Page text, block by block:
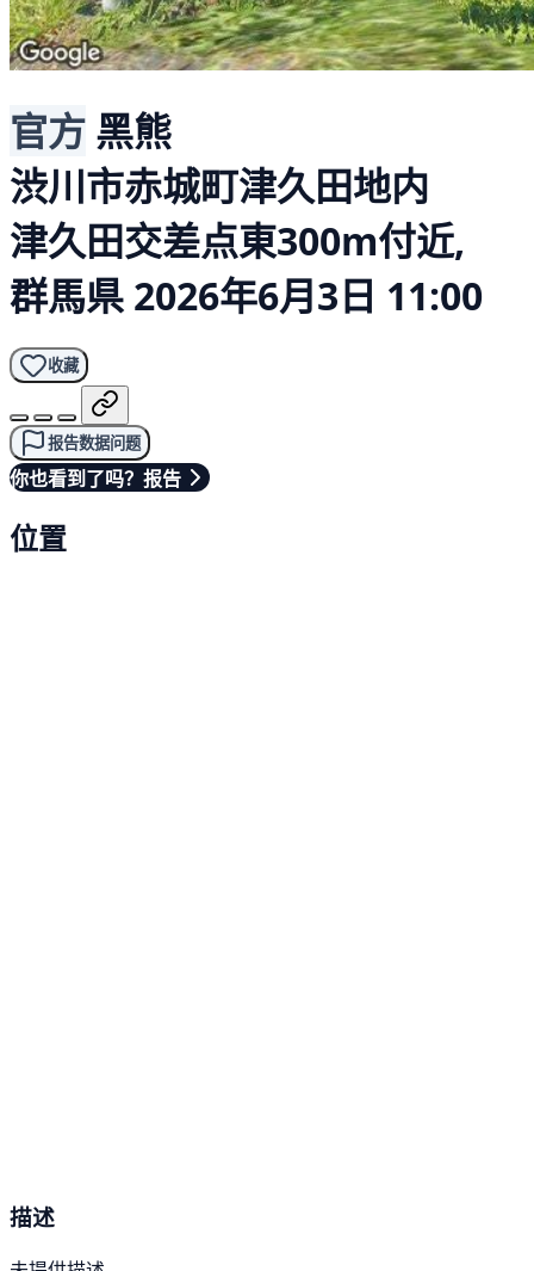
官方 黑熊
渋川市赤城町津久田地内
津久田交差点東300m付近,
群馬県 2026年6月3日 11:00
收藏
报告数据问题
你也看到了吗？报告
位置
描述